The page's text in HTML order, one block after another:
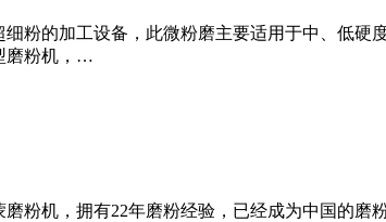
粉的加工设备，此微粉磨主要适用于中、低
磨粉机，…
粉机，拥有22年磨粉经验，已经成为中国的